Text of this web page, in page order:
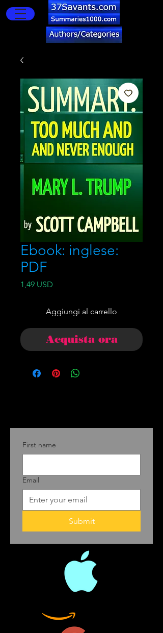
Ebook: inglese:
PDF
1,49 USD
Aggiungi al carrello
Acquista ora
First name
Email
Submit